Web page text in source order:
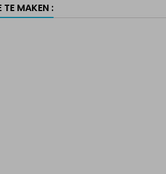
TE MAKEN :